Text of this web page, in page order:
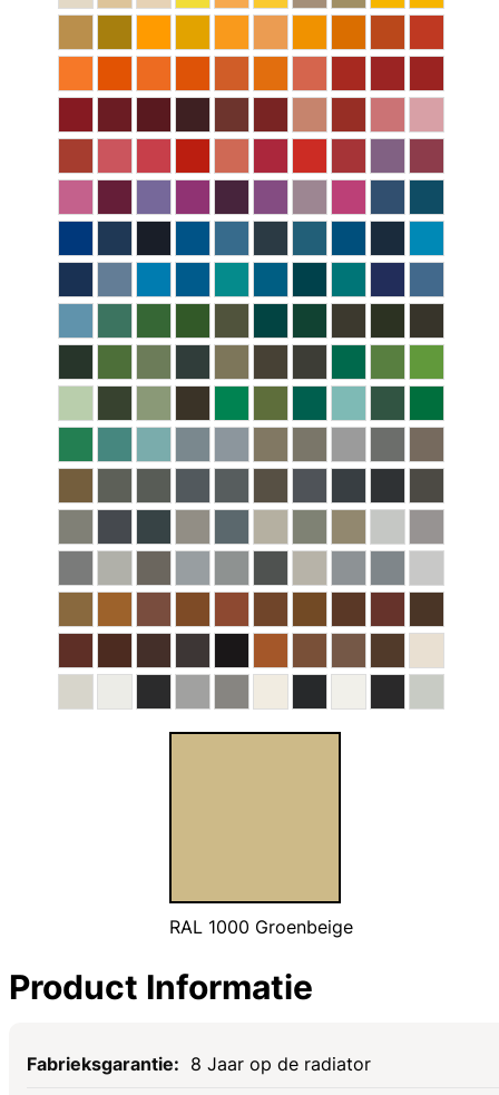
RAL 1000 Groenbeige
Product Informatie
Specificaties
8 Jaar op de radiator